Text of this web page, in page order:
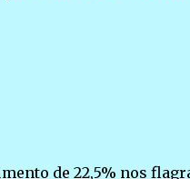
de 22,5% nos